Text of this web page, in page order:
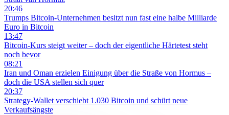
20:46
Trumps Bitcoin-Unternehmen besitzt nun fast eine halbe Milliarde
Euro in Bitcoin
13:47
Bitcoin-Kurs steigt weiter – doch der eigentliche Härtetest steht
noch bevor
08:21
Iran und Oman erzielen Einigung über die Straße von Hormus –
doch die USA stellen sich quer
20:37
Strategy-Wallet verschiebt 1.030 Bitcoin und schürt neue
Verkaufsängste